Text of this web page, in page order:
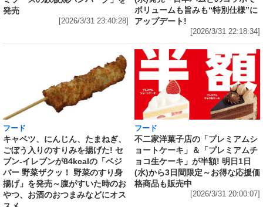
発売
[2026/3/31 23:40:28]
ボリュームも旨みも“特別仕様”に
アップデート!
[2026/3/31 22:18:34]
フード
キャベツ、にんじん、たまねぎ、
ごぼう入りのすりみを揚げた! セ
ブン‐イレブンが84kcalの「ベジ
バー 野菜ザクッ！ 野菜のすり身
揚げ」を発売～腹がすいた時のお
やつ、お酒のおつまみなどにオス
フード
不二家洋菓子店の「プレミアムシ
ョートケーキ」＆「プレミアムチ
ョコ生ケーキ」が半額! 明日1日
(水)から3日間限定～お得な応援価
格商品も販売中
[2026/3/31 20:00:07]